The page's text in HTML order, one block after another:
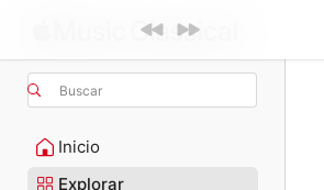
Buscar
Inicio
Explorar